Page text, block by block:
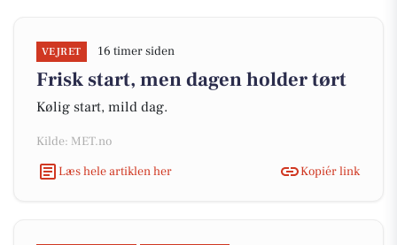
VEJRET 16 timer siden
Frisk start, men dagen holder tørt
Kølig start, mild dag.
Kilde: MET.no
Læs hele artiklen her
Kopiér link